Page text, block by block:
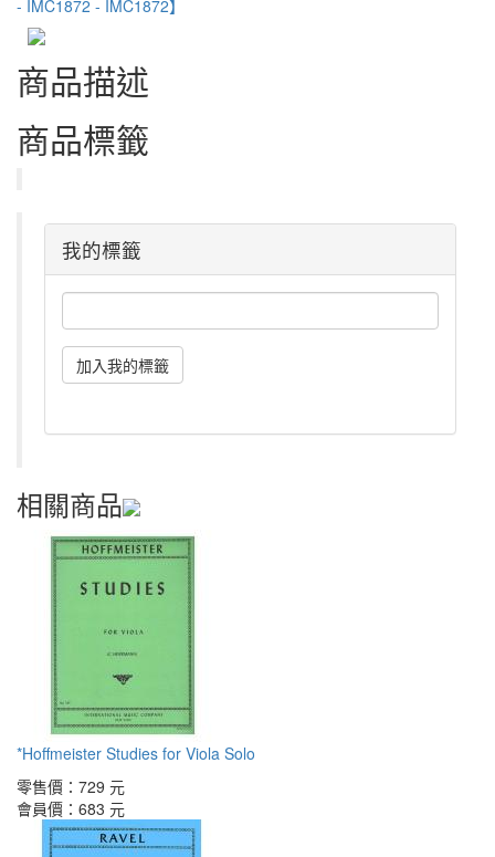
商品描述
商品標籤
我的標籤
相關商品
*Hoffmeister Studies for Viola Solo
零售價： 729 元
會員價： 683 元